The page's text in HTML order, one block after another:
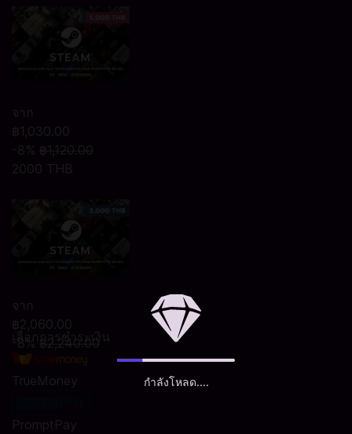
กำลังโหลด....
จาก
฿1,030.00
-8% ฿1,120.00
2000 THB
จาก
฿2,060.00
-8% ฿2,240.00
เลือกการชำระเงิน
TrueMoney
PromptPay